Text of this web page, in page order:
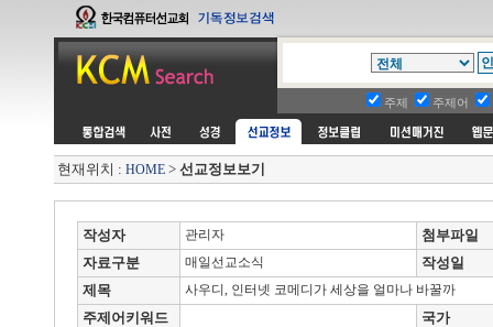
주제 주제어
현재위치 : HOME > 선교정보보기
작성자 관리자
첨부파일
자료구분
매일선교소식
작성일
제목
사우디, 인터넷 코메디가 세상을 얼마나 바꿀까
주제어키워드 국가